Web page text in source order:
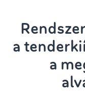
a
a